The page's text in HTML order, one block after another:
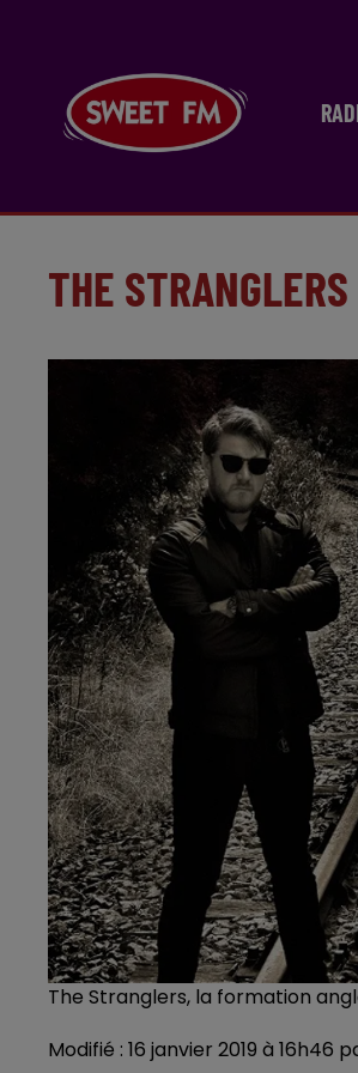
THE
The Stranglers, la formation
Modifié : 16 janvier 2019 à 16h46